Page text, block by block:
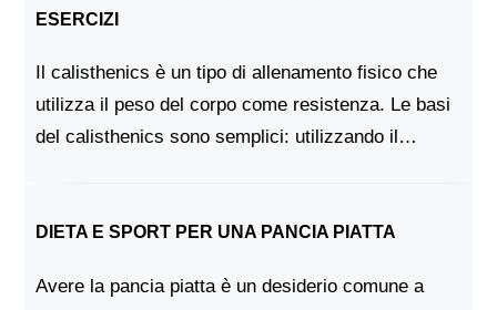
ESERCIZI
Il calisthenics è un tipo di allenamento fisico che
utilizza il peso del corpo come resistenza. Le basi
del calisthenics sono semplici: utilizzando il
DIETA E SPORT PER UNA PANCIA PIATTA
Avere la pancia piatta è un desiderio comune a